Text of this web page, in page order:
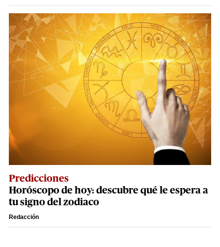
Predicciones
Horóscopo de hoy: descubre qué le espera a
tu signo del zodiaco
Redacción